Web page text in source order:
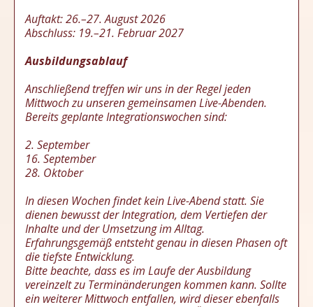
Auftakt: 26.–27. August 2026
Abschluss: 19.–21. Februar 2027
Ausbildungsablauf
Anschließend treffen wir uns in der Regel jeden
Mittwoch zu unseren gemeinsamen Live-Abenden.
Bereits geplante Integrationswochen sind:
2. September
16. September
28. Oktober
In diesen Wochen findet kein Live-Abend statt. Sie
dienen bewusst der Integration, dem Vertiefen der
Inhalte und der Umsetzung im Alltag.
Erfahrungsgemäß entsteht genau in diesen Phasen oft
die tiefste Entwicklung.
Bitte beachte, dass es im Laufe der Ausbildung
vereinzelt zu Terminänderungen kommen kann. Sollte
ein weiterer Mittwoch entfallen, wird dieser ebenfalls